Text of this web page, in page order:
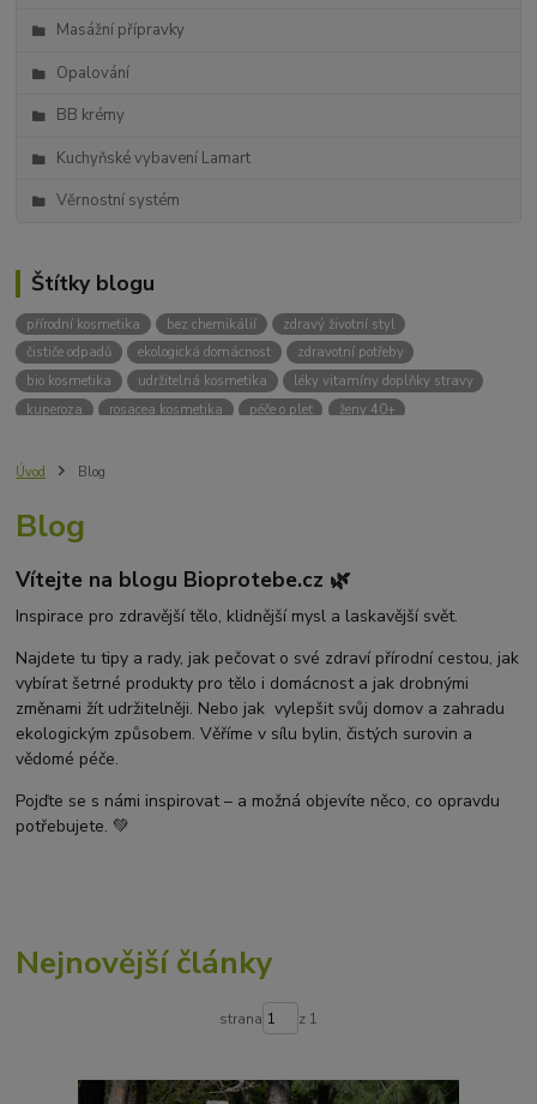
Masážní přípravky
Opalování
BB krémy
Kuchyňské vybavení Lamart
Věrnostní systém
Štítky blogu
přírodní kosmetika bez chemikálií
zdravý životní styl
čističe odpadů
ekologická domácnost
zdravotní potřeby
bio kosmetika
udržitelná kosmetika
léky vitamíny doplňky stravy
kuperoza
rosacea kosmetika péče o pleť
ženy 40+
bez chemie
Přírodní čistící prostředky
Jak se zbavit lupů
Příčiny lupů Léčba lupů
Suchá pokožka hlavy a lupy
Přírodní prostředky na lupy
Mastná pokožka hlavy a lupy
Svědění pokožky hlavy
Kvasinky a lupy
diadnostické testy
měření moči
hodnota pH kyselý zásaditý
neutrální
měření pH
Úvod Blog
Blog
Vítejte na blogu Bioprotebe.cz 🌿
Inspirace pro zdravější tělo, klidnější mysl a laskavější svět.
Najdete tu tipy a rady, jak pečovat o své zdraví přírodní cestou, jak
vybírat šetrné produkty pro tělo i domácnost a jak drobnými
změnami žít udržitelněji. Nebo jak vylepšit svůj domov a zahradu
ekologickým způsobem. Věříme v sílu bylin, čistých surovin a
vědomé péče.
Pojďte se s námi inspirovat – a možná objevíte něco, co opravdu
potřebujete. 💚
Nejnovější články
strana z 1